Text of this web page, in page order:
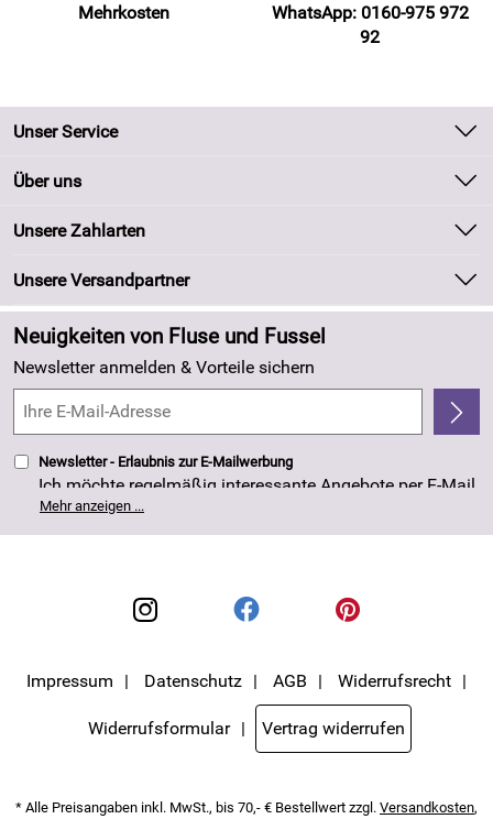
Mehrkosten
WhatsApp: 0160-975 972
92
Unser Service
Kontakt
Kundeninformationen
Newsletter
Zahlung und Versand
Kundenlogin
Über uns
Unsere Bestseller
Neu
Angebote
Made in Germany
4,8/5
Unsere Zahlarten
Unsere Versandpartner
Neuigkeiten von Fluse und Fussel
Newsletter anmelden & Vorteile sichern
Newsletter - Erlaubnis zur E-Mailwerbung
Ich möchte regelmäßig interessante Angebote per E-Mail
erhalten. Meine E-Mail-Adresse wird nicht an andere
Unternehmen weitergegeben. Die Einwilligung zur
Nutzung meiner E-Mail- Adresse für Werbezwecke kann
Mehr anzeigen ...
Impressum Datenschutz AGB Widerrufsrecht
Widerrufsformular Vertrag widerrufen
* Alle Preisangaben inkl. MwSt., bis 70,- € Bestellwert zzgl. Versandkosten,